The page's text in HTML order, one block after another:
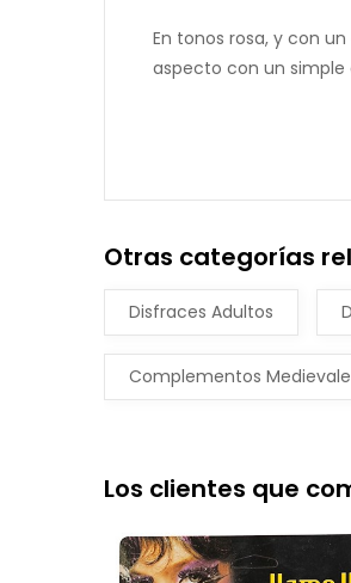
En tonos rosa, y con
aspecto con un
Otras categorías
Disfraces Adultos
Complementos
Los clientes que